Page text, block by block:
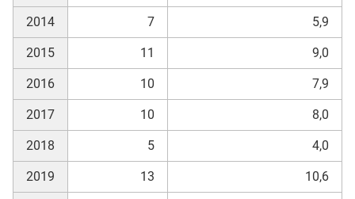
2014 7 5,9
2015 11 9,0
2016 10 7,9
2017 10 8,0
2018 5 4,0
2019 13 10,6